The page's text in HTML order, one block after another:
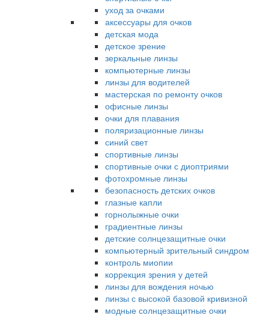
уход за очками
аксессуары для очков
детская мода
детское зрение
зеркальные линзы
компьютерные линзы
линзы для водителей
мастерская по ремонту очков
офисные линзы
очки для плавания
поляризационные линзы
синий свет
спортивные линзы
спортивные очки с диоптриями
фотохромные линзы
безопасность детских очков
глазные капли
горнолыжные очки
градиентные линзы
детские солнцезащитные очки
компьютерный зрительный синдром
контроль миопии
коррекция зрения у детей
линзы для вождения ночью
линзы с высокой базовой кривизной
модные солнцезащитные очки